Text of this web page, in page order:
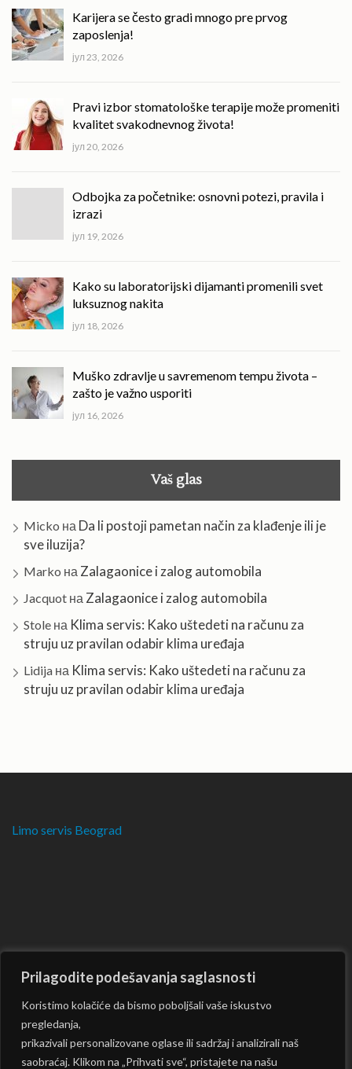
Prilagodite podešavanja saglasnosti
Koristimo kolačiće da bismo poboljšali vaše iskustvo
pregledanja,
prikazivali personalizovane oglase ili sadržaj i analizirali naš
saobraćaj. Klikom na „Prihvati sve“, pristajete na našu
Karijera se često gradi mnogo pre prvog
zaposlenja!
јул 23, 2026
Pravi izbor stomatološke terapije može promeniti
kvalitet svakodnevnog života!
јул 20, 2026
Odbojka za početnike: osnovni potezi, pravila i
izrazi
јул 19, 2026
Kako su laboratorijski dijamanti promenili svet
luksuznog nakita
јул 18, 2026
Muško zdravlje u savremenom tempu života –
zašto je važno usporiti
јул 16, 2026
Vaš glas
Micko на Da li postoji pametan način za klađenje ili je
sve iluzija?
Marko на Zalagaonice i zalog automobila
Jacquot на Zalagaonice i zalog automobila
Stole на Klima servis: Kako uštedeti na računu za
struju uz pravilan odabir klima uređaja
Lidija на Klima servis: Kako uštedeti na računu za
struju uz pravilan odabir klima uređaja
Limo servis Beograd